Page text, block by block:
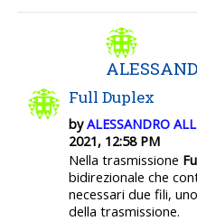
Full Duplex
byALESSANDRO
2021, 12:58 PM
Nella trasmissione
bidirezionale che
necessari due fili,
della trasmissione.